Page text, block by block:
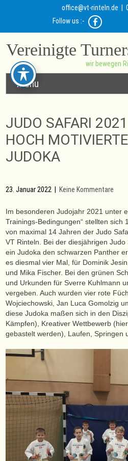
office@vt-rinteln.de |
Follow us :-
Vereinigte
wir bewegen
Menu
JUDO SAFARI
HOCH
JUDOKA
23. Januar 2022 Keine Kommentare
Im besonderen Judojahr 2021 unter
Trainings-Bedingungen“ stellten sich
von maximal 14 Jahren der Judo
VT Rinteln. Bei der diesjährigen
ein Judoka den schwarzen Panther
es diesmal vier Mal, für Dominik
und Mika Fischer. Bei den grünen
und Urkunden für Sverre Kuhlmann
vergeben. Auch wurden vier rote
Wojciechowski, Jan Luca Gomolzig
diese Judoka maßen sich in den
Kämpfen), Kreativer Wettbewerb
gebastelt werden), Laufen, Springen